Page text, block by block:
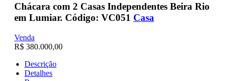
Chácara com 2 Casas Independentes Beira Rio
em Lumiar. Código: VC051 Casa
Venda
R$ 380.000,00
Descrição
Detalhes